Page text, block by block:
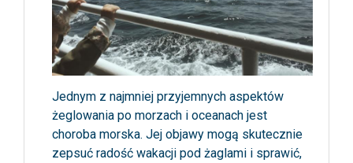
Jednym z najmniej przyjemnych aspektów
żeglowania po morzach i oceanach jest
choroba morska. Jej objawy mogą skutecznie
zepsuć radość wakacji pod żaglami i sprawić,